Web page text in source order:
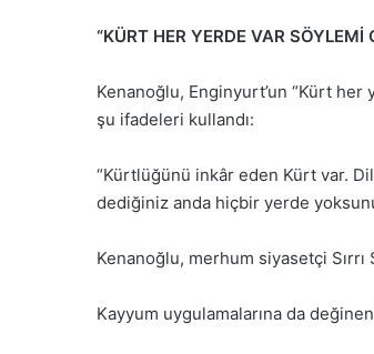
“KÜRT HER YERDE VAR SÖYLEMİ
Kenanoğlu, Enginyurt’un “Kürt
şu ifadeleri kullandı:
“Kürtlüğünü inkâr eden Kürt var.
dediğiniz anda hiçbir yerde
Kenanoğlu, merhum siyasetçi
Kayyum uygulamalarına da